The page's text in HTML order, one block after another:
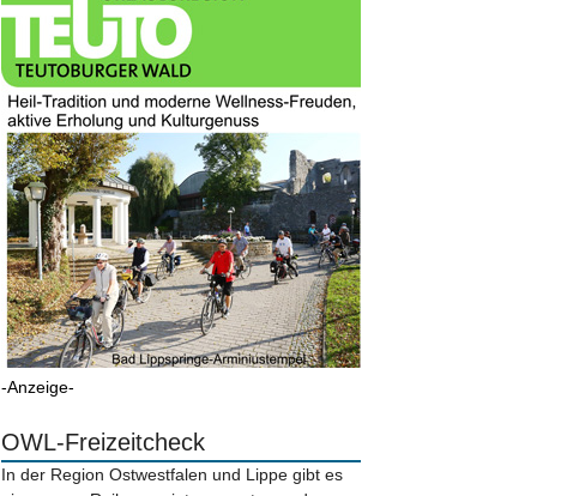
-Anzeige-
OWL-Freizeitcheck
In der Region Ostwestfalen und Lippe gibt es